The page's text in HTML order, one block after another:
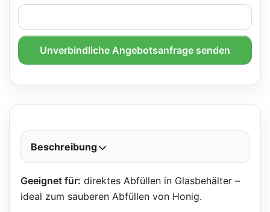
Unverbindliche Angebotsanfrage senden
Beschreibung
Geeignet für: direktes Abfüllen in Glasbehälter –
ideal zum sauberen Abfüllen von Honig.